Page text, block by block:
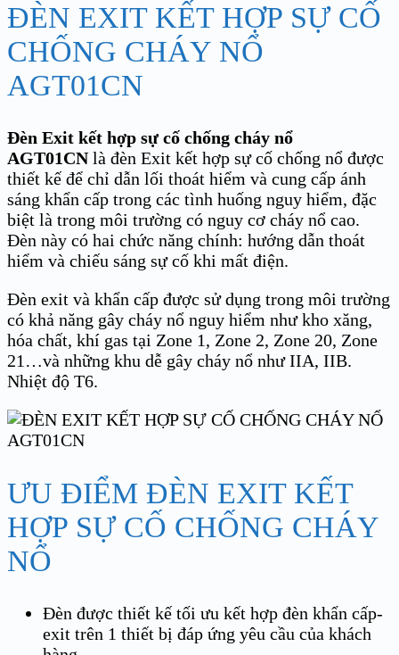
ĐÈN EXIT KẾT HỢP SỰ CỐ
CHỐNG CHÁY NỔ
AGT01CN
Đèn Exit kết hợp sự cố chống cháy nổ
AGT01CNlà đèn Exit kết hợp sự cố chống nổ được
thiết kế để chỉ dẫn lối thoát hiểm và cung cấp ánh
sáng khẩn cấp trong các tình huống nguy hiểm, đặc
biệt là trong môi trường có nguy cơ cháy nổ cao.
Đèn này có hai chức năng chính: hướng dẫn thoát
hiểm và chiếu sáng sự cố khi mất điện.
Đèn exit và khẩn cấp được sử dụng trong môi trường
có khả năng gây cháy nổ nguy hiểm như kho xăng,
hóa chất, khí gas tại Zone 1, Zone 2, Zone 20, Zone
21…và những khu dễ gây cháy nổ như IIA, IIB.
Nhiệt độ T6.
ƯU ĐIỂM ĐÈN EXIT KẾT
HỢP SỰ CỐ CHỐNG CHÁY
NỔ
Đèn được thiết kế tối ưu kết hợp đèn khẩn cấp-
exit trên 1 thiết bị đáp ứng yêu cầu của khách